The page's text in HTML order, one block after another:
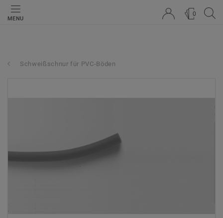
MENU
0
Schweißschnur für PVC-Böden